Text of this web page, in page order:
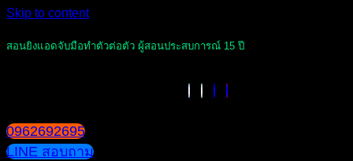
Skip to content
สอนยิงแอดจับมือทำตัวต่อตัว ผู้สอนประสบการณ์ 15 ปี
0962692695
LINE สอบถาม